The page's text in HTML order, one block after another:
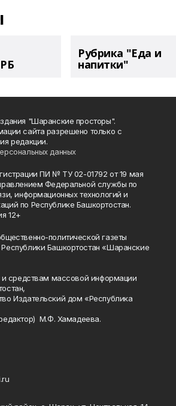
Рубрика "Еда и
напитки"
"Шаранские просторы".
сайта разрешено только с
редакции.
данных
ПИ № ТУ 02-01792 от 19 мая
Федеральной службы по
информационных технологий и
по Республике Башкортостан.
12+
политической газеты
Башкортостан «Шаранские
и средствам массовой информации
Издательский дом «Республика
М.Ф. Хамадеева.